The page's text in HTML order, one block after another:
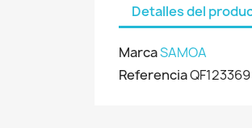
Detalles del
MarcaSAMOA
ReferenciaQF123369